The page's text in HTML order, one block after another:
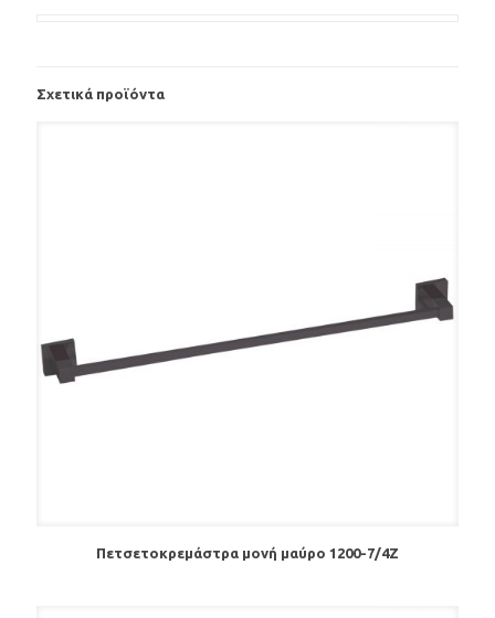
Σχετικά προϊόντα
Πετσετοκρεμάστρα μονή μαύρο 1200-7/4Ζ